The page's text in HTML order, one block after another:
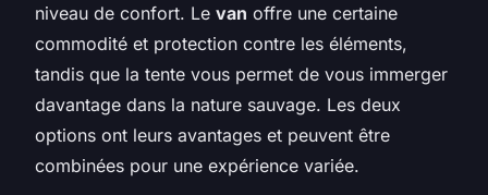
niveau de confort. Le van offre une certaine
commodité et protection contre les éléments,
tandis que la tente vous permet de vous immerger
davantage dans la nature sauvage. Les deux
options ont leurs avantages et peuvent être
combinées pour une expérience variée.